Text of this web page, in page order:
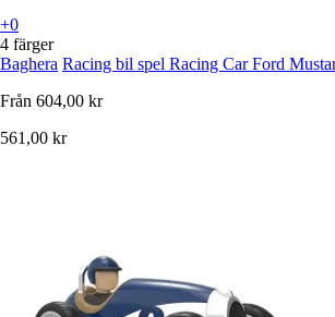
+0
4 färger
Baghera Racing bil spel Racing Car Ford
Från 604,00 kr
561,00 kr